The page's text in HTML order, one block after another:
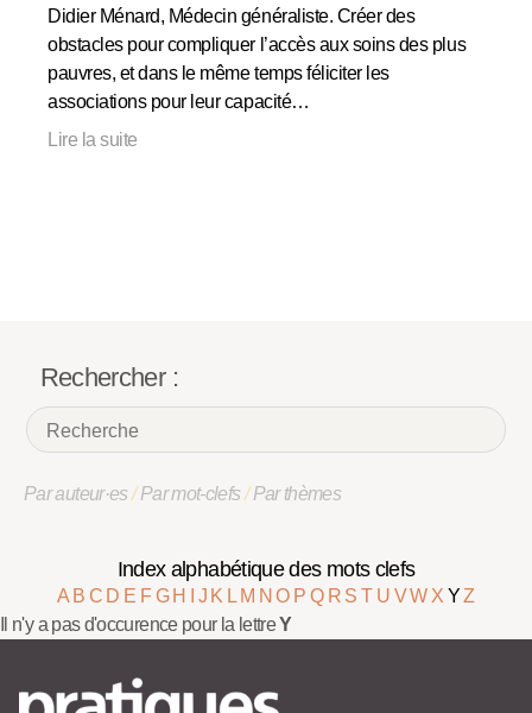
Didier Ménard, Médecin généraliste. Créer des
obstacles pour compliquer l’accès aux soins des plus
pauvres, et dans le même temps féliciter les
associations pour leur capacité…
Lire la suite
Rechercher :
Par auteur·es/Par mot-clefs/Par thèmes
Index alphabétique des mots clefs
A B C D E F G H J K L M NO P Q R ST U VW X YZ
Il n'y a pas d'occurence pour la lettreY